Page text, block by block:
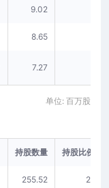
9.02
8.65
7.27
单位: 百万股
持股数量 持股比例(%)
255.52 23.37